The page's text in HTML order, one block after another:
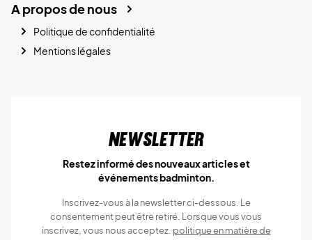
A propos de nous
Politique de confidentialité
Mentions légales
Newsletter
Restez informé des nouveaux articles et
événements badminton.
Inscrivez-vous à la newsletter ci-dessous. Le
consentement peut être retiré. Lorsque vous vous
inscrivez, vous nous acceptez. politique en matière de